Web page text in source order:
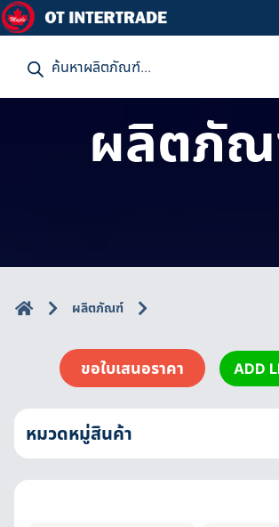
d
ผลิตภั
ผลิตภัณฑ์
ขอใบเสนอราคา ADD
หมวดหมู่สินค้า